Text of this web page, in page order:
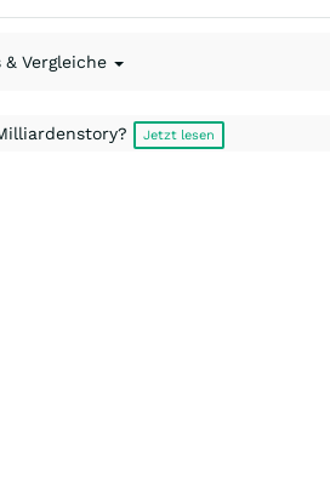
& Vergleiche
Jetzt lesen